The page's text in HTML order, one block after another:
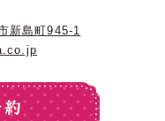
新島町945-1